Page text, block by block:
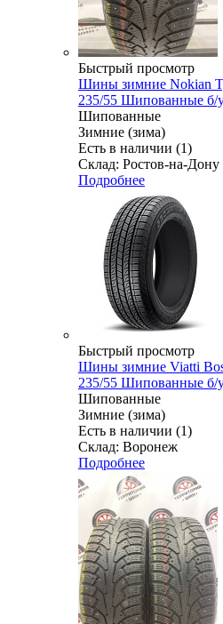
Быстрый просмотр
Шины зимние Nokian
235/55 Шипованные б/у
Шипованные
Зимние (зима)
Есть в наличии (1)
Склад: Ростов-на-Дону
Подробнее
Быстрый просмотр
Шины зимние Viatti
235/55 Шипованные б/
Шипованные
Зимние (зима)
Есть в наличии (1)
Склад: Воронеж
Подробнее